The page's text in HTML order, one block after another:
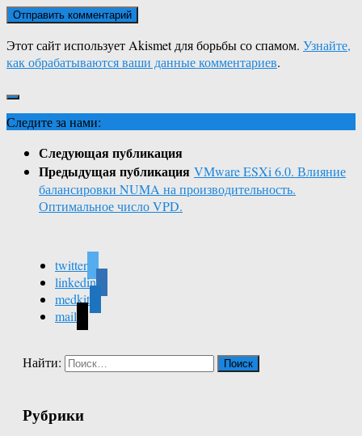
Этот сайт использует Akismet для борьбы со спамом. Узнайте,
как обрабатываются ваши данные комментариев.
Следите за нами:
Следующая публикация
Предыдущая публикация VMware ESXi 6.0. Влияние
балансировки NUMA на производительность.
Оптимальное число VPD.
twitter
linkedin
medkit
mail
Найти:
Рубрики